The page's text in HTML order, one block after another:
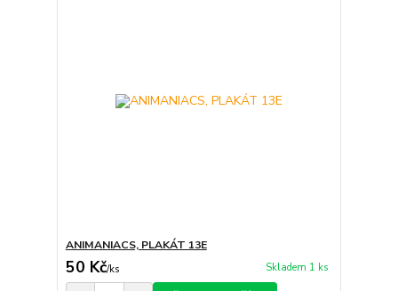
ANIMANIACS, PLAKÁT 13E
50 Kč/ks Skladem 1 ks